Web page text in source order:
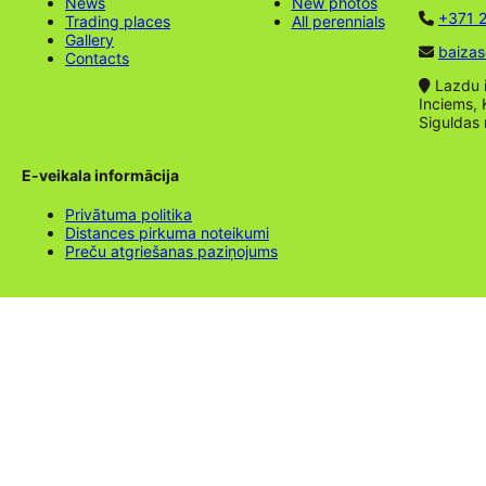
Trading places
Gallery
Contacts
All perennials
+371
Lazdu
Inciems,
Siguldas
E-veikala informācija
Privātuma politika
Distances pirkuma noteikumi
Preču atgriešanas paziņojums